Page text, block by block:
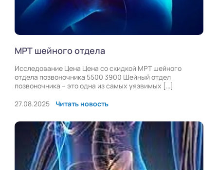
МРТ шейного отдела
Исследование Цена Цена со скидкой МРТ шейного
отдела позвоночника 5500 3900 Шейный отдел
позвоночника – это одна из самых уязвимых […]
27.08.2025
Читать новость